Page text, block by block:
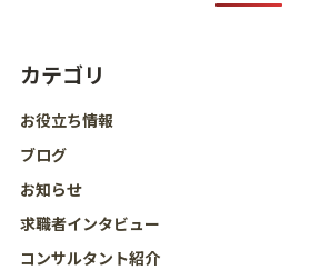
カテゴリ
お役立ち情報
ブログ
お知らせ
求職者インタビュー
コンサルタント紹介